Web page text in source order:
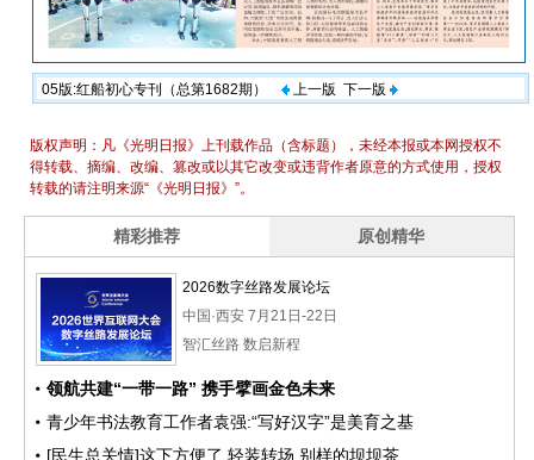
05版:红船初心专刊（总第1682期） 上一版 下一版